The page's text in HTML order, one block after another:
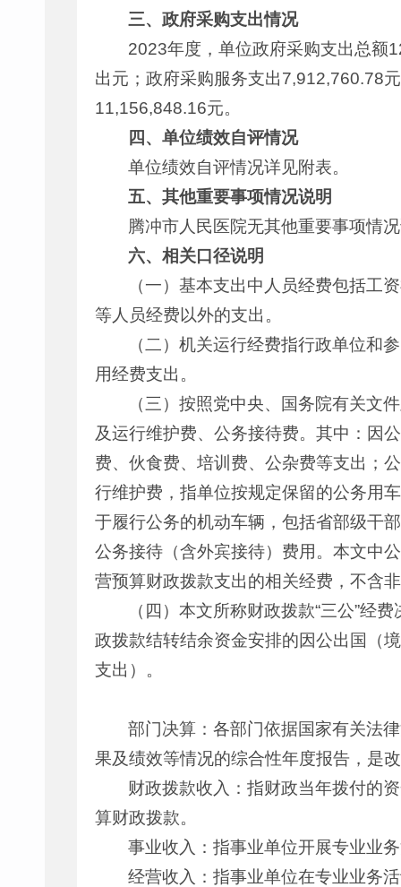
三、政府采购支出情况
2023年度，单位政府采购支出总额
出元；政府采购服务支出7,912,760.78
11,156,848.16元。
四、单位绩效自评情况
单位绩效自评情况详见附表。
五、其他重要事项情况说明
腾冲市人民医院无其他重要事项情
六、相关口径说明
（一）基本支出中人员经费包括工
等人员经费以外的支出。
（二）机关运行经费指行政单位和
用经费支出。
（三）按照党中央、国务院有关文
及运行维护费、公务接待费。其中：因
费、伙食费、培训费、公杂费等支出；
行维护费，指单位按规定保留的公务用
于履行公务的机动车辆，包括省部级干
公务接待（含外宾接待）费用。本文中
营预算财政拨款支出的相关经费，不含
（四）本文所称财政拨款“三公”经
政拨款结转结余资金安排的因公出国（
支出）。
部门决算：各部门依据国家有关法
果及绩效等情况的综合性年度报告，是
财政拨款收入：指财政当年拨付的
算财政拨款。
事业收入：指事业单位开展专业业
经营收入：指事业单位在专业业务